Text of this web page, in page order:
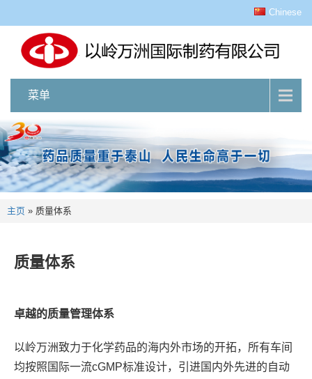
Chinese
菜单
主页 » 质量体系
质量体系
卓越的质量管理体系
以岭万洲致力于化学药品的海内外市场的开拓，所有车间
均按照国际一流cGMP标准设计，引进国内外先进的自动